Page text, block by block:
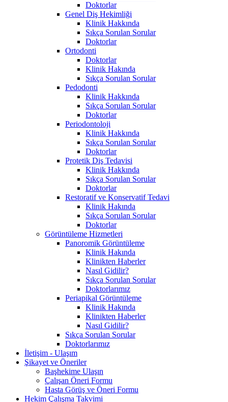
Doktorlar
Genel Diş Hekimliği
Klinik Hakkında
Sıkça Sorulan Sorular
Doktorlar
Ortodonti
Doktorlar
Klinik Hakında
Sıkça Sorulan Sorular
Pedodonti
Klinik Hakkında
Sıkça Sorulan Sorular
Doktorlar
Periodontoloji
Klinik Hakkında
Sıkça Sorulan Sorular
Doktorlar
Protetik Diş Tedavisi
Klinik Hakkında
Sıkça Sorulan Sorular
Doktorlar
Restoratif ve Konservatif Tedavi
Klinik Hakında
Sıkça Sorulan Sorular
Doktorlar
Görüntüleme Hizmetleri
Panoromik Görüntüleme
Klinik Hakında
Klinikten Haberler
Nasıl Gidilir?
Sıkça Sorulan Sorular
Doktorlarımız
Periapikal Görüntüleme
Klinik Hakında
Klinikten Haberler
Nasıl Gidilir?
Sıkça Sorulan Sorular
Doktorlarımız
İletişim - Ulaşım
Şikayet ve Öneriler
Başhekime Ulaşın
Çalışan Öneri Formu
Hasta Görüş ve Öneri Formu
Hekim Çalışma Takvimi